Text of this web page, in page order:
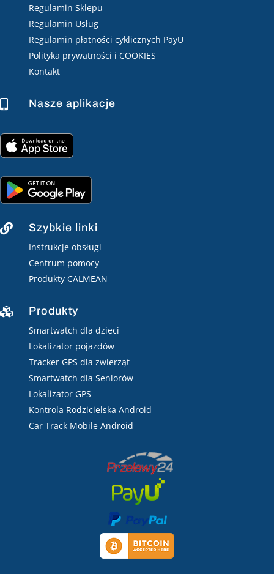
Regulamin Sklepu
Regulamin Usług
Regulamin płatności cyklicznych PayU
Polityka prywatności i COOKIES
Kontakt
 Nasze aplikacje
 Szybkie linki
Instrukcje obsługi
Centrum pomocy
Produkty CALMEAN
 Produkty
Smartwatch dla dzieci
Lokalizator pojazdów
Tracker GPS dla zwierząt
Smartwatch dla Seniorów
Lokalizator GPS
Kontrola Rodzicielska Android
Car Track Mobile Android